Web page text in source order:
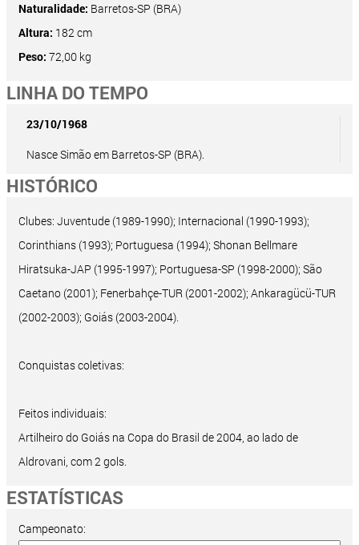
Naturalidade: Barretos-SP (BRA)
Altura: 182 cm
Peso: 72,00 kg
LINHA DO TEMPO
23/10/1968
Nasce Simão em Barretos-SP (BRA).
HISTÓRICO
Clubes: Juventude (1989-1990); Internacional (1990-1993);
Corinthians (1993); Portuguesa (1994); Shonan Bellmare
Hiratsuka-JAP (1995-1997); Portuguesa-SP (1998-2000); São
Caetano (2001); Fenerbahçe-TUR (2001-2002); Ankaragücü-TUR
(2002-2003); Goiás (2003-2004).
Conquistas coletivas:
Feitos individuais:
Artilheiro do Goiás na Copa do Brasil de 2004, ao lado de
Aldrovani, com 2 gols.
ESTATÍSTICAS
Campeonato: